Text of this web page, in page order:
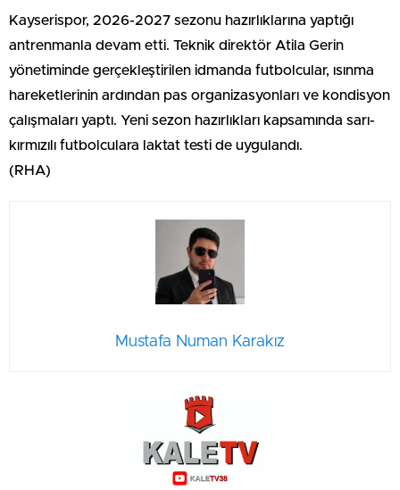
Kayserispor, 2026-2027 sezonu hazırlıklarına yaptığı
antrenmanla devam etti. Teknik direktör Atila Gerin
yönetiminde gerçekleştirilen idmanda futbolcular, ısınma
hareketlerinin ardından pas organizasyonları ve kondisyon
çalışmaları yaptı. Yeni sezon hazırlıkları kapsamında sarı-
kırmızılı futbolculara laktat testi de uygulandı.
(RHA)
Mustafa Numan Karakız